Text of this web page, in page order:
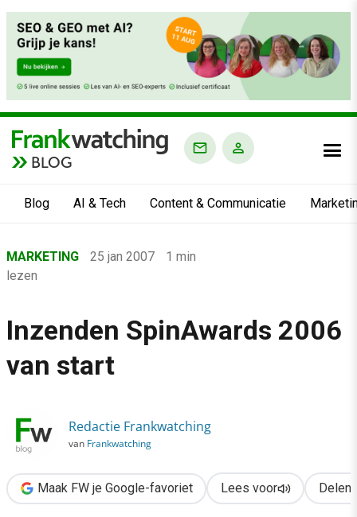
BLOG
Blog AI & Tech Content & Communicatie
›
Marketing
›
MARKETING 25 jan 2007
1 min
lezen
Inzenden SpinAwards 2006
van start
Redactie Frankwatching
van Frankwatching
Maak FW je Google-favoriet Lees voor Delen